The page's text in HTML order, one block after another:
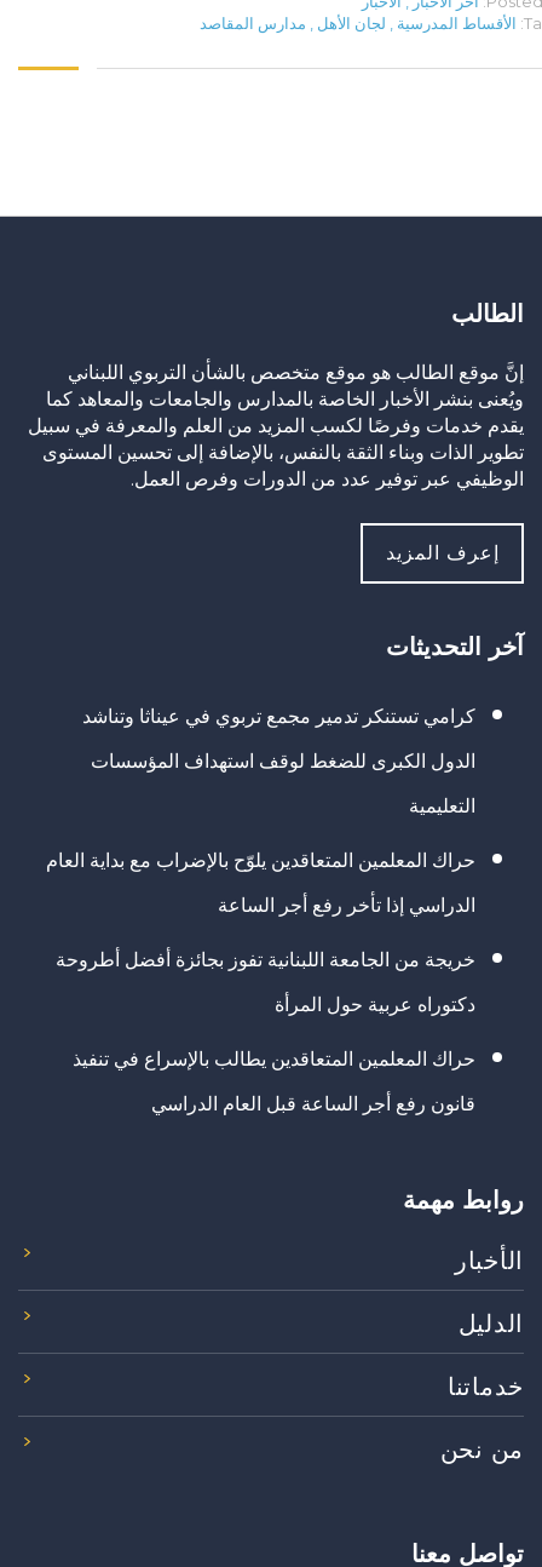
الأقساط المدرسية , لجان الأهل , مدارس المقاصد
الطالب
إنَّ موقع الطالب هو موقع متخصص بالشأن التربوي اللبناني
ويُعنى بنشر الأخبار الخاصة بالمدارس والجامعات والمعاهد كما
يقدم خدمات وفرصًا لكسب المزيد من العلم والمعرفة في سبيل
تطوير الذات وبناء الثقة بالنفس، بالإضافة إلى تحسين المستوى
الوظيفي عبر توفير عدد من الدورات وفرص العمل.
إعرف المزيد
آخر التحديثات
كرامي تستنكر تدمير مجمع تربوي في عيناثا وتناشد
الدول الكبرى للضغط لوقف استهداف المؤسسات
التعليمية
حراك المعلمين المتعاقدين يلوّح بالإضراب مع بداية العام
الدراسي إذا تأخر رفع أجر الساعة
خريجة من الجامعة اللبنانية تفوز بجائزة أفضل أطروحة
دكتوراه عربية حول المرأة
حراك المعلمين المتعاقدين يطالب بالإسراع في تنفيذ
قانون رفع أجر الساعة قبل العام الدراسي
روابط مهمة
الأخبار
الدليل
خدماتنا
من نحن
تواصل معنا